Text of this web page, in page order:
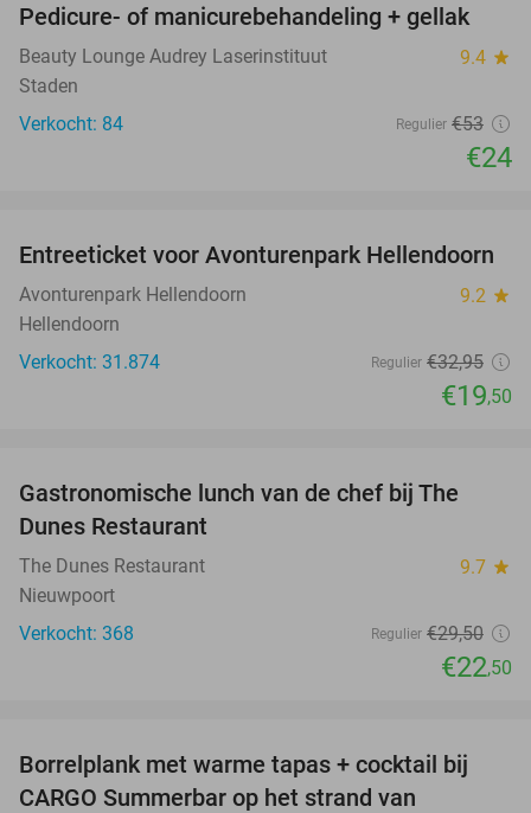
55%
Pedicure- of manicurebehandeling + gellak
Beauty Lounge Audrey Laserinstituut 9.4 star
Staden
Verkocht: 84
Regulier €53
€24
41%
Entreeticket voor Avonturenpark Hellendoorn
Avonturenpark Hellendoorn 9.2 star
Hellendoorn
Verkocht: 31.874
Regulier €32,95
€19,50
Gastronomische lunch van de chef bij The
Dunes Restaurant
The Dunes Restaurant 9.7 star
Nieuwpoort
Verkocht: 368
Regulier €29,50
€22,50
50%
Borrelplank met warme tapas + cocktail bij
CARGO Summerbar op het strand van